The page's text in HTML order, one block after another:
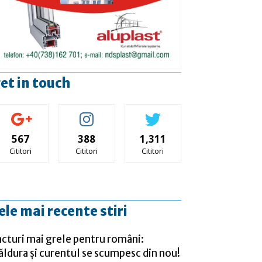
in touch
567
Cititori
388
Cititori
1,311
Cititori
mai recente stiri
mai grele pentru români:
și curentul se scumpesc din nou!